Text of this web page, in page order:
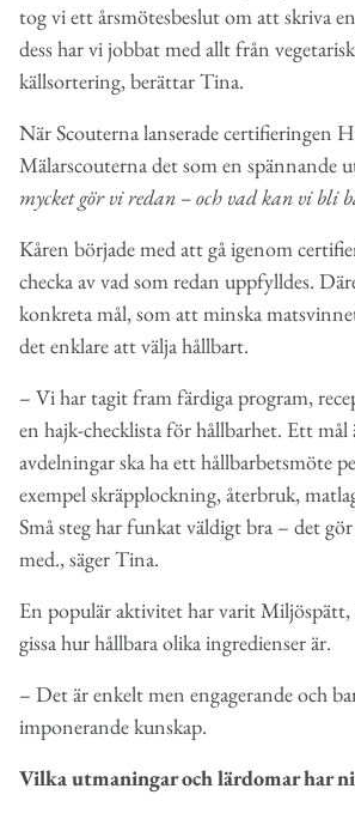
tog vi ett årsmötesbeslut om att skriva
dess har vi jobbat med allt från
källsortering, berättar Tina.
När Scouterna lanserade certifieringen
Mälarscouterna det som en spännande
mycket gör vi redan – och vad kan vi bli
Kåren började med att gå igenom
checka av vad som redan uppfylldes.
konkreta mål, som att minska
det enklare att välja hållbart.
– Vi har tagit fram färdiga program,
en hajk-checklista för hållbarhet. Ett mål
avdelningar ska ha ett hållbarbetsmöte
exempel skräpplockning, återbruk,
Små steg har funkat väldigt bra – det
med., säger Tina.
En populär aktivitet har varit Miljöspätt,
gissa hur hållbara olika ingredienser är.
– Det är enkelt men engagerande och
imponerande kunskap.
Vilka utmaningar och lärdomar har